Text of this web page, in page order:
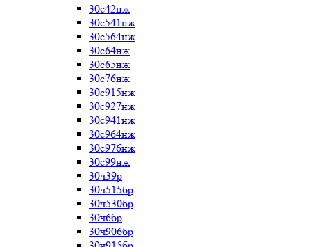
30с42нж
30с541нж
30с564нж
30с64нж
30с65нж
30с76нж
30с915нж
30с927нж
30с941нж
30с964нж
30с976нж
30с99нж
30ч39р
30ч515бр
30ч530бр
30ч6бр
30ч906бр